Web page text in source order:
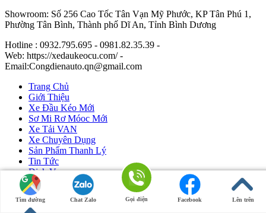
Showroom: Số 256 Cao Tốc Tân Vạn Mỹ Phước, KP Tân Phú 1,
Phường Tân Bình, Thành phố Dĩ An, Tỉnh Bình Dương
Hotline : 0932.795.695 - 0981.82.35.39 -
Web: https://xedaukeocu.com/ -
Email:Congdienauto.qn@gmail.com
Tìm đường Chat Zalo Gọi điện Facebook Lên trên
Trang Chủ
Giới Thiệu
Xe Đầu Kéo Mới
Sơ Mi Rơ Móoc Mới
Xe Tải VAN
Xe Chuyên Dụng
Sản Phẩm Thanh Lý
Tin Tức
Dịch Vụ
Liên Hệ
Ô Tô Huỳnh Gia Phát|Xe Đầu Kéo Mỹ by Huỳnh Gia Phát.